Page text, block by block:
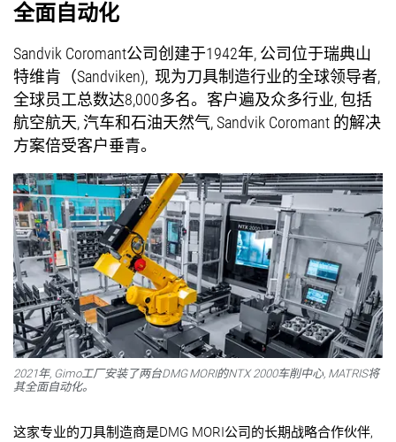
全面自动化
Sandvik Coromant公司创建于1942年, 公司位于瑞典山
特维肯（Sandviken), 现为刀具制造行业的全球领导者,
全球员工总数达8,000多名。客户遍及众多行业, 包括
航空航天, 汽车和石油天然气, Sandvik Coromant 的解决
方案倍受客户垂青。
2021年, Gimo工厂安装了两台DMG MORI的NTX 2000车削中心, MATRIS将
其全面自动化。
这家专业的刀具制造商是DMG MORI公司的长期战略合作伙伴,